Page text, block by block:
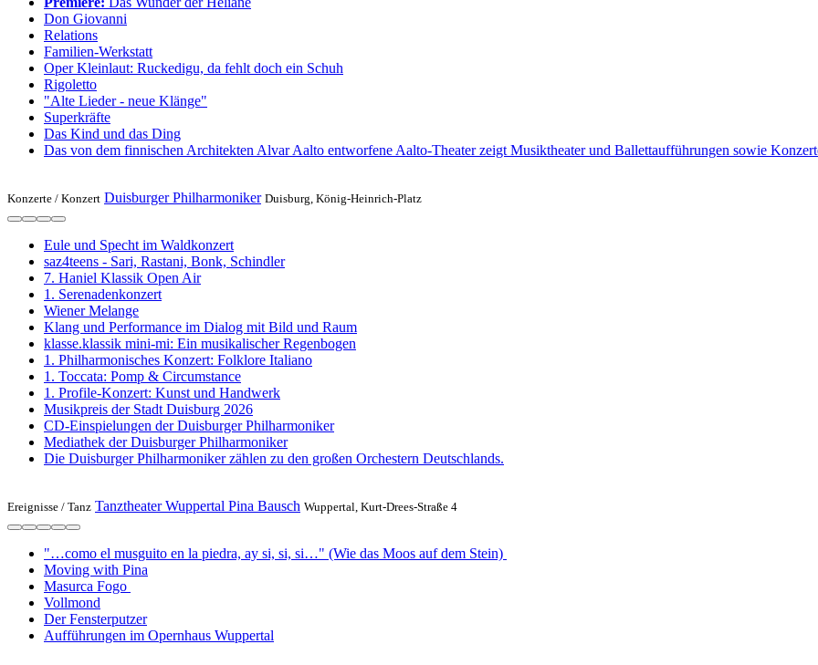
Don Gio­vanni
Relations
Familien-Werkstatt
Oper Kleinlaut: Ruckedigu, da fehlt doch ein Schuh
Rigo­letto
"Alte Lieder - neue Klänge"
Superkräfte
Das Kind und das Ding
Das von dem finnischen Architekten Alvar Aalto entworfene Aalto-Theater zeigt Musiktheater und Ballettaufführungen sowie
Konzerte / Konzert Duisburger Philharmoniker Duisburg, König-Heinrich-Platz
Eule und Specht im Waldkonzert
saz4teens - Sari, Rastani, Bonk, Schindler
7. Haniel Klassik Open Air
1. Serenadenkonzert
Wiener Melange
Klang und Performance im Dialog mit Bild und Raum
klasse.klassik mini-mi: Ein musikalischer Regenbogen
1. Philharmonisches Konzert: Folklore Italiano
1. Toccata: Pomp & Circumstance
1. Profile-Konzert: Kunst und Handwerk
Musikpreis der Stadt Duisburg 2026
CD-Einspielungen der Duisburger Philharmoniker
Mediathek der Duisburger Philharmoniker
Die Duisburger Philharmoniker zählen zu den großen Orchestern Deutschlands.
Ereignisse / Tanz Tanztheater Wuppertal Pina Bausch Wuppertal, Kurt-Drees-Straße 4
"…como el musguito en la piedra, ay si, si, si…" (Wie das Moos auf dem Stein)
Moving with Pina
Masurca Fogo
Vollmond
Der Fensterputzer
Aufführungen im Opernhaus Wuppertal